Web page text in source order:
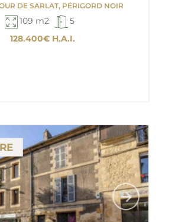
DE SARLAT, PÉRIGORD NOIR
109 m2
5
128.400€H.A.I.